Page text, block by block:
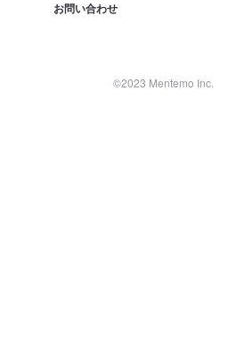
お問い合わせ
©2023 Mentemo Inc.